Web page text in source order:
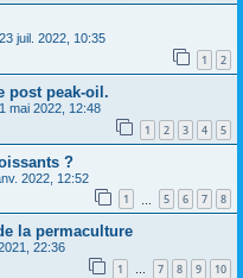
23 juil. 2022, 10:35
1 2
post peak-oil.
mai 2022, 12:48
1 2 3 4 5
?
2022, 12:52
1 5 6 7 8
la permaculture
22:36
1 … 7 8 9 10